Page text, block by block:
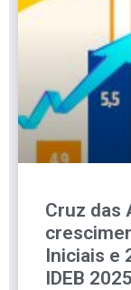
Cruz das
Iniciais e
IDEB 2025